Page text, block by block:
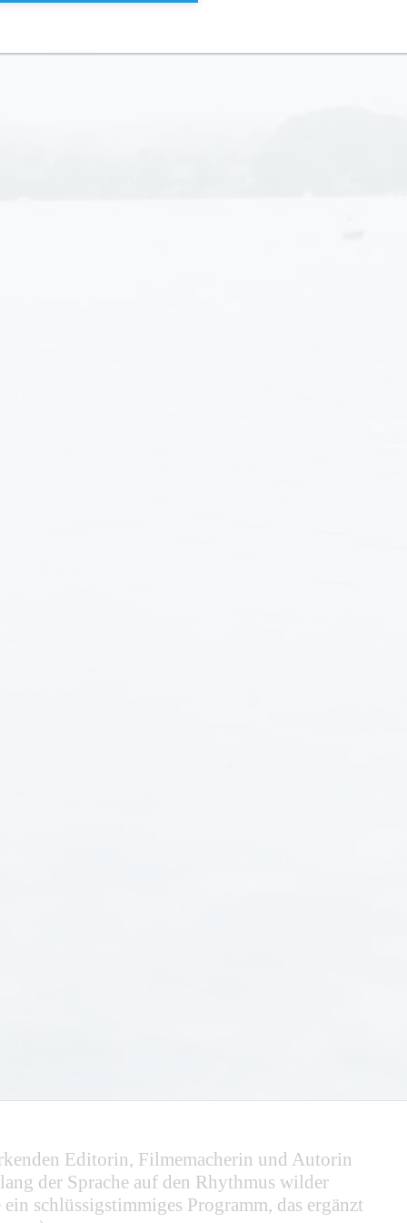
Editorin, Filmemacherin und Autorin
der Sprache auf den Rhythmus wilder
schlüssigstimmiges Programm, das ergänzt